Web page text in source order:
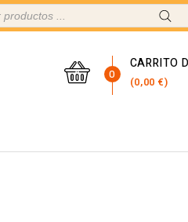
0
CARRITO
0,00€